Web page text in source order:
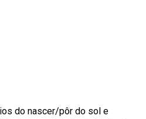
do nascer/pôr do sol e